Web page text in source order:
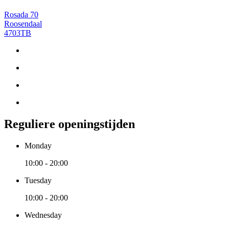
Rosada 70
Roosendaal
4703TB
Reguliere openingstijden
Monday
10:00 - 20:00
Tuesday
10:00 - 20:00
Wednesday